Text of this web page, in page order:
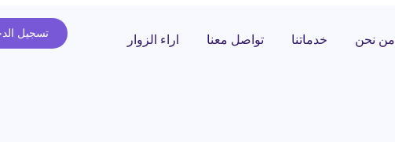
تسجيل من نحن خدماتنا تواصل معنا اراء الزوار